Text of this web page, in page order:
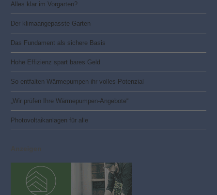
Alles klar im Vorgarten?
Der klimaangepasste Garten
Das Fundament als sichere Basis
Hohe Effizienz spart bares Geld
So entfalten Wärmepumpen ihr volles Potenzial
„Wir prüfen Ihre Wärmepumpen-Angebote“
Photovoltaik­­anlagen für alle